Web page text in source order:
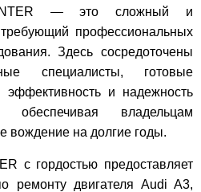
— это сложный и
профессиональных
Здесь сосредоточены
специалисты, готовые
эффективность и надежность
владельцам
вождение на долгие годы.
с гордостью предоставляет
ремонту двигателя Audi A3,